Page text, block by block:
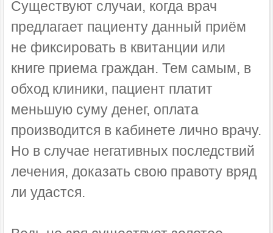
Существуют случаи, когда врач
предлагает пациенту данный приём
не фиксировать в квитанции или
книге приема граждан. Тем самым, в
обход клиники, пациент платит
меньшую суму денег, оплата
производится в кабинете лично врачу.
Но в случае негативных последствий
лечения, доказать свою правоту вряд
ли удастся.